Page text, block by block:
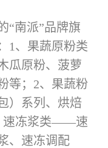
“南派”品牌旗
1、果蔬原粉类
瓜原粉、菠萝
等；2、果蔬粉
）系列、烘焙
速冻浆类——速
、速冻调配